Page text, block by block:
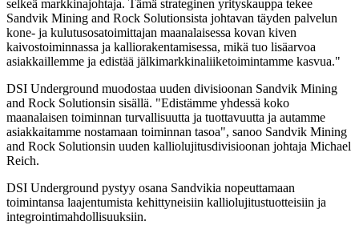
selkeä markkinajohtaja. Tämä strateginen yrityskauppa tekee
Sandvik Mining and Rock Solutionsista johtavan täyden palvelun
kone- ja kulutusosatoimittajan maanalaisessa kovan kiven
kaivostoiminnassa ja kalliorakentamisessa, mikä tuo lisäarvoa
asiakkaillemme ja edistää jälkimarkkinaliiketoimintamme kasvua."
DSI Underground muodostaa uuden divisioonan Sandvik Mining
and Rock Solutionsin sisällä. "Edistämme yhdessä koko
maanalaisen toiminnan turvallisuutta ja tuottavuutta ja autamme
asiakkaitamme nostamaan toiminnan tasoa", sanoo Sandvik Mining
and Rock Solutionsin uuden kalliolujitusdivisioonan johtaja Michael
Reich.
DSI Underground pystyy osana Sandvikia nopeuttamaan
toimintansa laajentumista kehittyneisiin kalliolujitustuotteisiin ja
integrointimahdollisuuksiin.